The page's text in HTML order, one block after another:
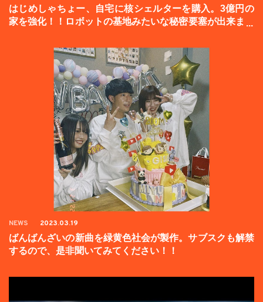
はじめしゃちょー、自宅に核シェルターを購入。3億円の
家を強化！！ロボットの基地みたいな秘密要塞が出来まし
NEWS 2023.03.19
ばんばんざいの新曲を緑黄色社会が製作。サブスクも解禁
するので、是非聞いてみてください！！